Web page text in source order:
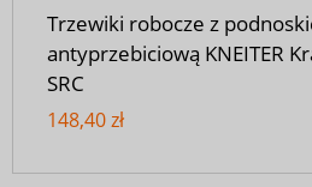
Trzewiki robocze z
antyprzebiciową KNEITER
SRC
148,40 zł